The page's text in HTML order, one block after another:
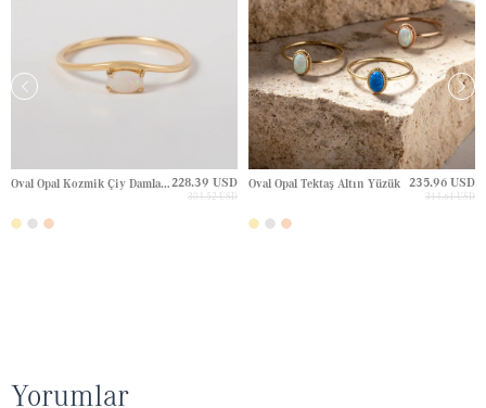
Oval Opal Kozmik Çiy Damlası Tektaş Altın Yüzük 228.39 USD
304.52 USD
Oval Opal Tektaş Altın Yüzük 235.96 USD
314.61 USD
Yorumlar